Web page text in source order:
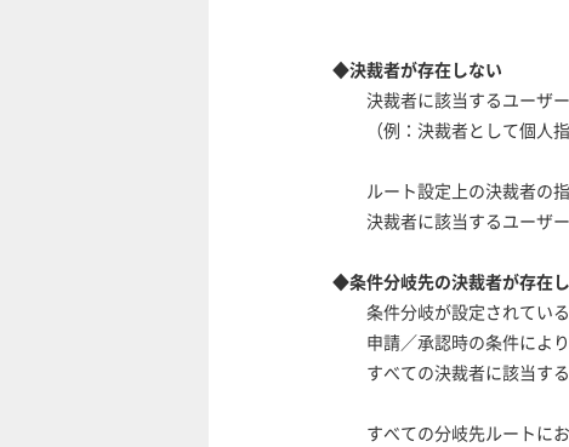
◆決裁者が存在しない
決裁者に該当するユーザー
（例：決裁者として個人指
ルート設定上の決裁者の指
決裁者に該当するユーザー
◆条件分岐先の決裁者が存在
条件分岐が設定されてい
申請／承認時の条件によ
すべての決裁者に該当する
すべての分岐先ルートにお